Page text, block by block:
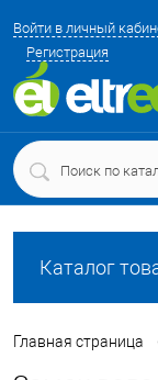
Войти в личный
Регистрация
Каталог
Главная страница